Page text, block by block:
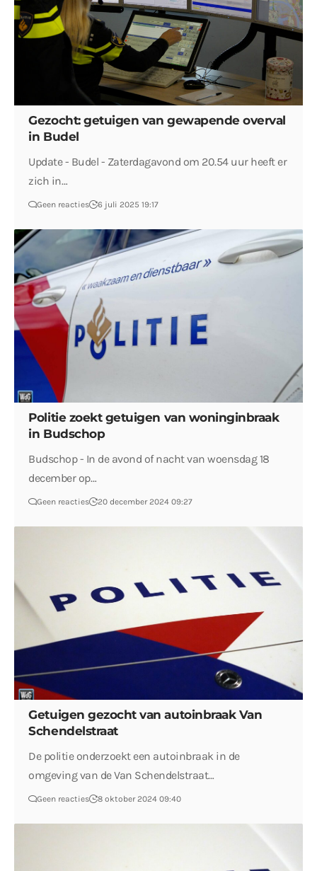
Gezocht: getuigen van gewapende overval
in Budel
Update - Budel - Zaterdagavond om 20.54 uur heeft er
zich in…
Geen reacties 6 juli 2025 19:17
Politie zoekt getuigen van woninginbraak
in Budschop
Budschop - In de avond of nacht van woensdag 18
december op…
Geen reacties 20 december 2024 09:27
Getuigen gezocht van autoinbraak Van
Schendelstraat
De politie onderzoekt een autoinbraak in de
omgeving van de Van Schendelstraat…
Geen reacties 8 oktober 2024 09:40